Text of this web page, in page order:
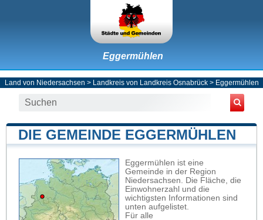
Eggermühlen
Land von Niedersachsen > Landkreis von Landkreis Osnabrück> Eggermühlen
DIE GEMEINDE EGGERMÜHLEN
Eggermühlen ist eine
Gemeinde in der Region
Niedersachsen. Die Fläche, die
Einwohnerzahl und die
wichtigsten Informationen sind
unten aufgelistet.
Für alle